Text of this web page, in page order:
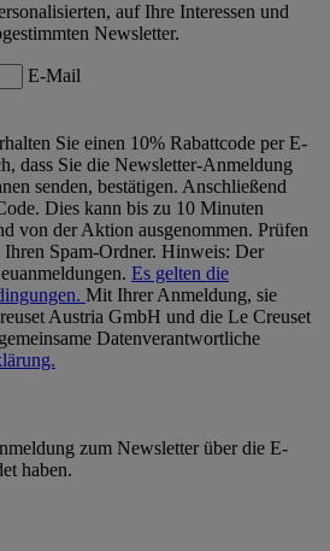
auf Ihre Interessen und
Newsletter.
E-Mail
Sie einen 10% Rabattcode per E-
dass Sie die Newsletter-Anmeldung
senden, bestätigen. Anschließend
Dies kann bis zu 10 Minuten
von der Aktion ausgenommen. Prüfen
Ihren Spam-Ordner. Hinweis: Der
Es gelten die
Mit Ihrer Anmeldung, sie
Austria GmbH und die Le Creuset
Datenverantwortliche
zum Newsletter über die E-
haben.